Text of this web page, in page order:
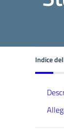
Indice